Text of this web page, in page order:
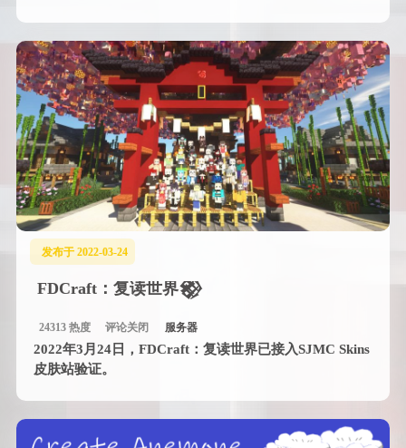
发布于 2022-03-24
FDCraft：复读世界𒆙
24313 热度 评论关闭 服务器
2022年3月24日，FDCraft：复读世界已接入SJMC Skins
皮肤站验证。